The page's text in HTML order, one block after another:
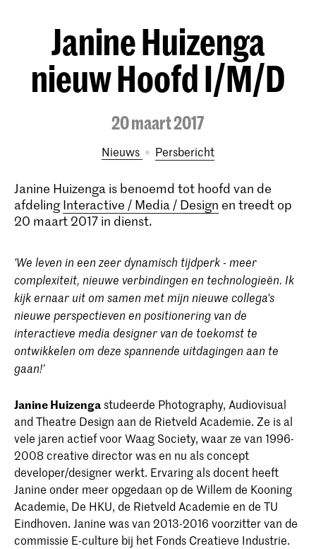
Janine Huizenga
nieuw Hoofd I/M/D
20 maart 2017
Nieuws persbericht
Janine Huizenga is benoemd tot hoofd van de
afdelingInteractive / Media / Design en treedt op
20 maart 2017 in dienst.
'We leven in een zeer dynamisch tijdperk - meer
complexiteit, nieuwe verbindingen en technologieën. Ik
kijk ernaar uit om samen met mijn nieuwe collega's
nieuwe perspectieven en positionering van de
interactieve media designer van de toekomst te
ontwikkelen om deze spannende uitdagingen aan te
gaan!’
Janine Huizenga studeerde Photography, Audiovisual
and Theatre Design aan de Rietveld Academie. Ze is al
vele jaren actief voor Waag Society, waar ze van 1996-
2008 creative director was en nu als concept
developer/designer werkt. Ervaring als docent heeft
Janine onder meer opgedaan op de Willem de Kooning
Academie, De HKU, de Rietveld Academie en de TU
Eindhoven. Janine was van 2013-2016 voorzitter van de
commissie E-culture bij het Fonds Creatieve Industrie.